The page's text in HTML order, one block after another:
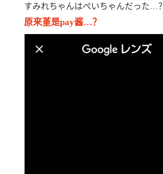
すみれちゃんはぺいちゃんだった…？
原来堇是pay酱…？